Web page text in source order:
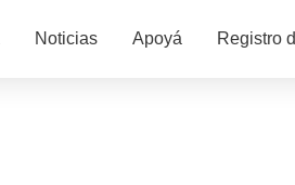
Noticias Apoyá Registro